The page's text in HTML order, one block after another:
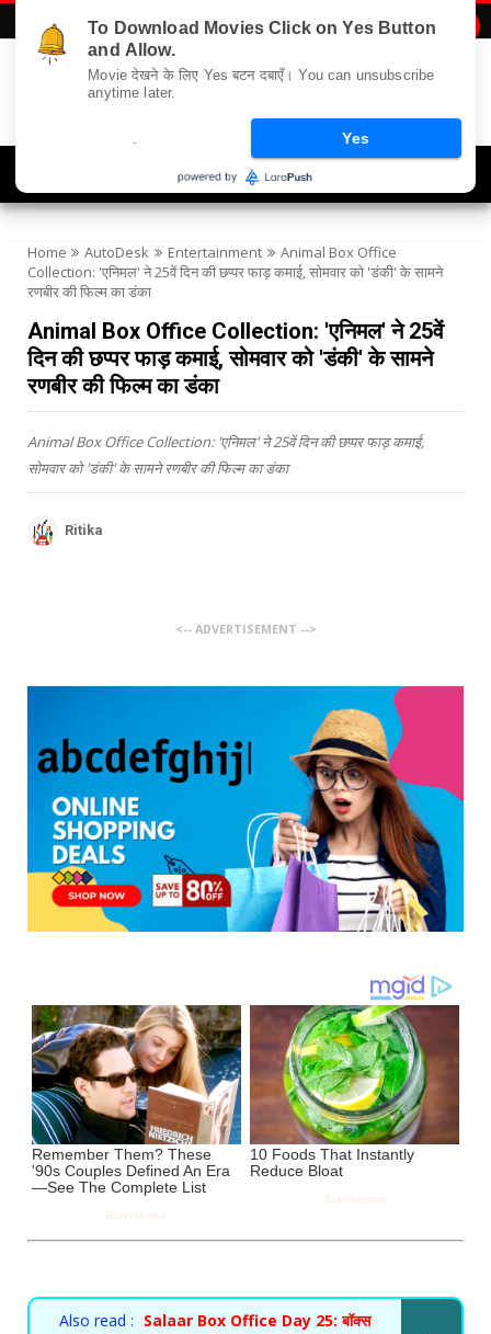
Home AutoDesk Entertainment
Animal Box Office
Collection: 'एनिमल' ने 25वें दिन की छप्पर फाड़ कमाई, सोमवार को 'डंकी' के सामने
रणबीर की फिल्म का डंका
Animal Box Office Collection: 'एनिमल' ने 25वें
दिन की छप्पर फाड़ कमाई, सोमवार को 'डंकी' के सामने
रणबीर की फिल्म का डंका
Animal Box Office Collection: 'एनिमल' ने 25वें दिन की छप्पर फाड़ कमाई,
सोमवार को 'डंकी' के सामने रणबीर की फिल्म का डंका
Ritika
<-- ADVERTISEMENT -->
Also read : Salaar Box Office Day 25: बॉक्स
To Download Movies Click on Yes Button
and Allow.
Movie देखने के लिए Yes बटन दबाएँ। You can unsubscribe
anytime later.
Yes